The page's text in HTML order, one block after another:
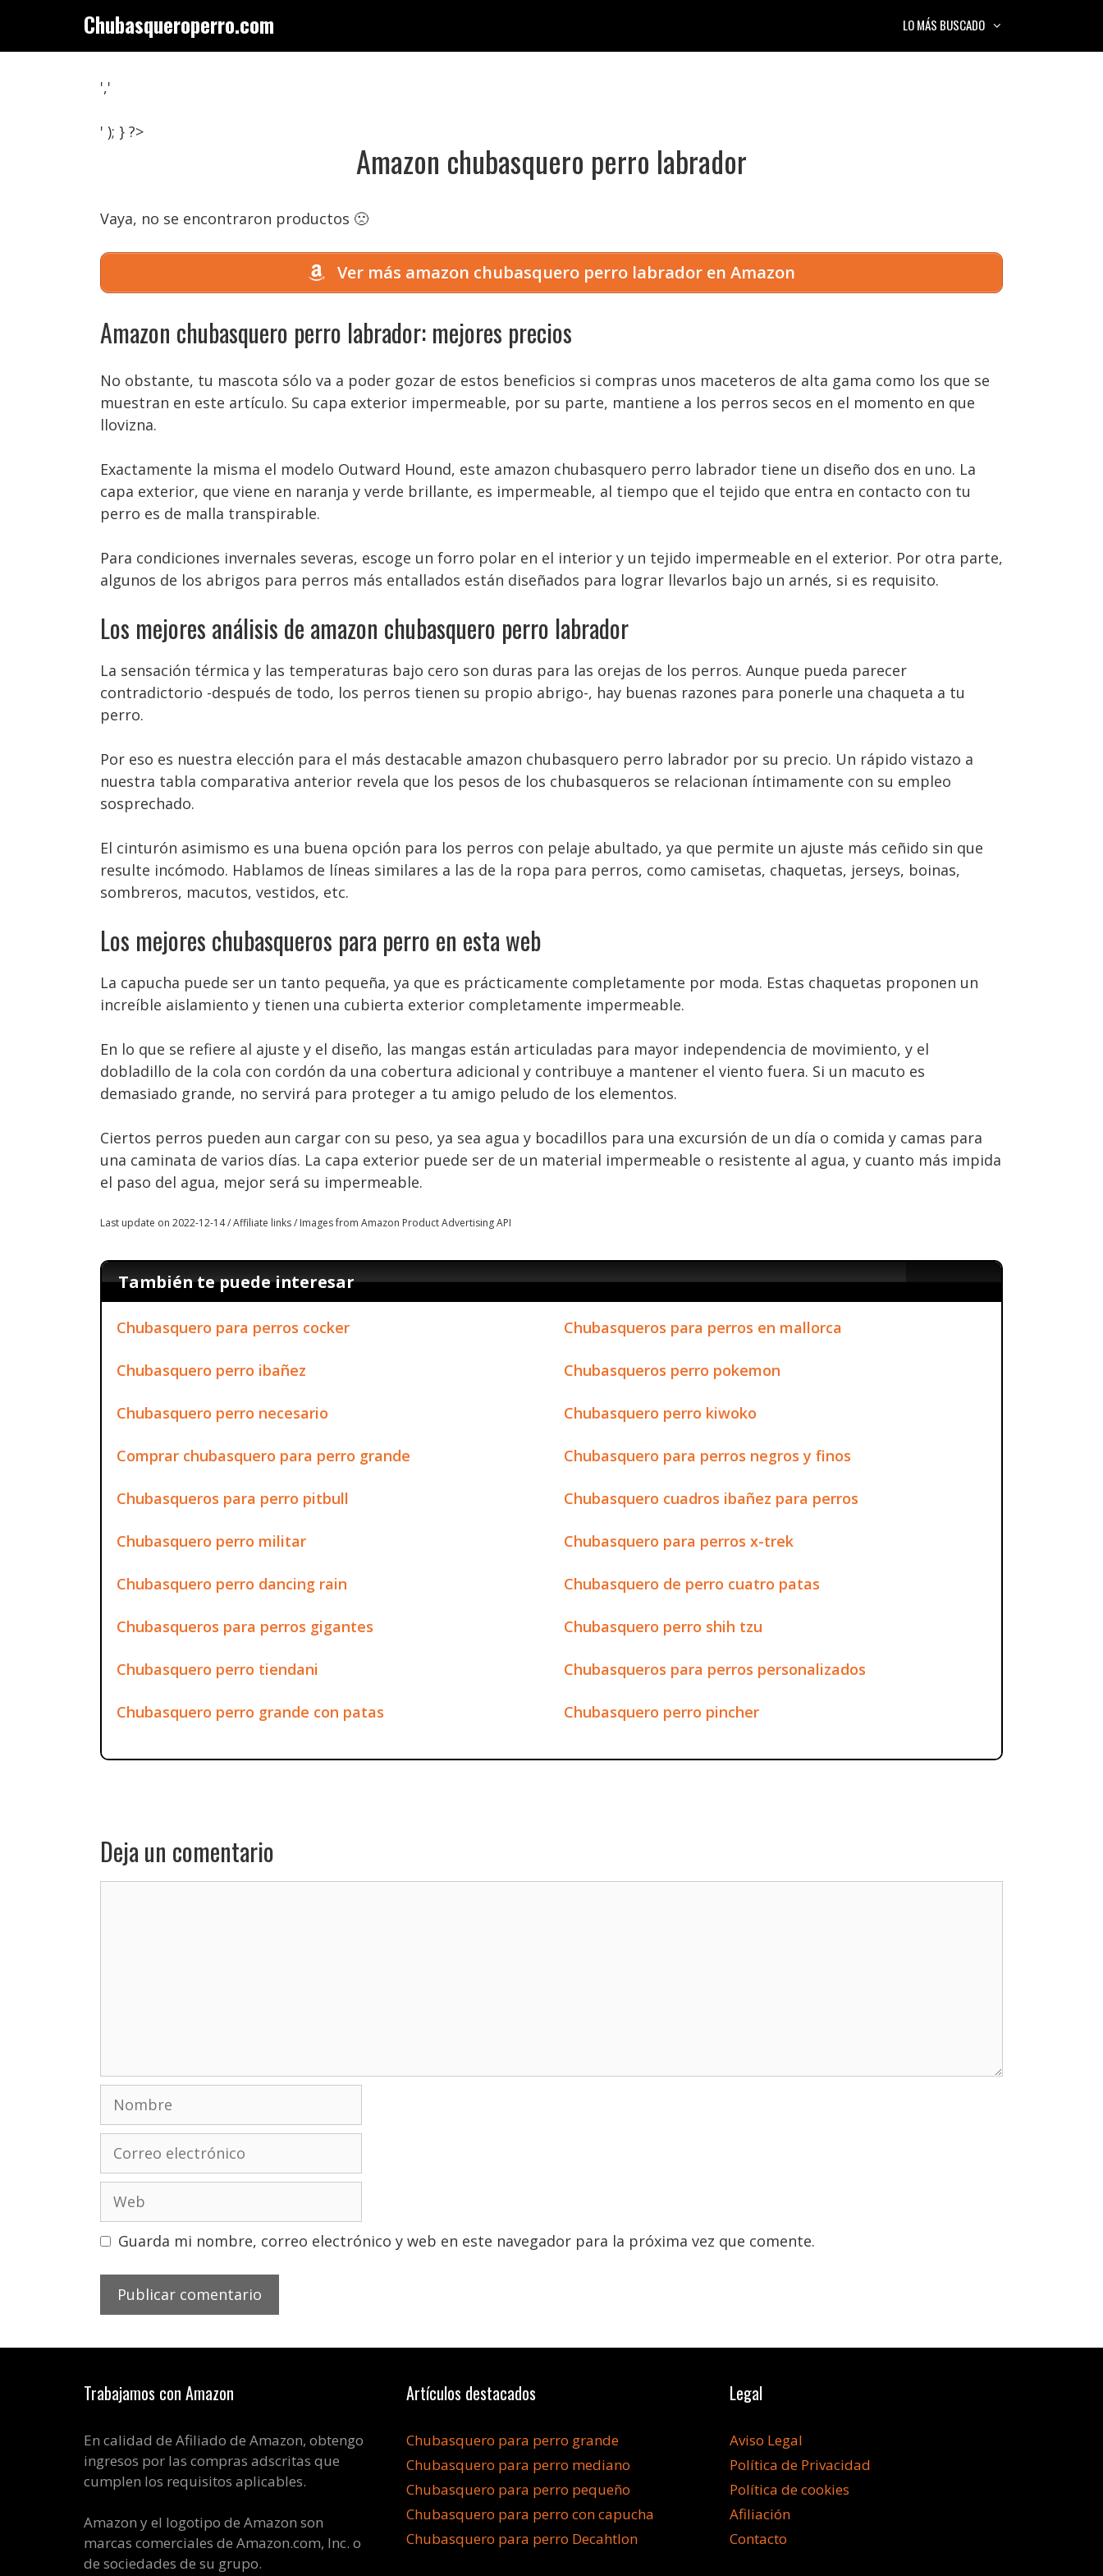
contenido
Chubasqueroperro.com LO MÁS BUSCADO
','
' ); } ?>
Amazon chubasquero perro labrador
Vaya, no se encontraron productos 🙁
Ver más amazon chubasquero perro labrador en Amazon
Amazon chubasquero perro labrador: mejores precios
No obstante, tu mascota sólo va a poder gozar de estos beneficios si compras unos maceteros de alta gama como los que se
muestran en este artículo. Su capa exterior impermeable, por su parte, mantiene a los perros secos en el momento en que
llovizna.
Exactamente la misma el modelo Outward Hound, este amazon chubasquero perro labrador tiene un diseño dos en uno. La
capa exterior, que viene en naranja y verde brillante, es impermeable, al tiempo que el tejido que entra en contacto con tu
perro es de malla transpirable.
Para condiciones invernales severas, escoge un forro polar en el interior y un tejido impermeable en el exterior. Por otra parte,
algunos de los abrigos para perros más entallados están diseñados para lograr llevarlos bajo un arnés, si es requisito.
Los mejores análisis de amazon chubasquero perro labrador
La sensación térmica y las temperaturas bajo cero son duras para las orejas de los perros. Aunque pueda parecer
contradictorio -después de todo, los perros tienen su propio abrigo-, hay buenas razones para ponerle una chaqueta a tu
perro.
Por eso es nuestra elección para el más destacable amazon chubasquero perro labrador por su precio. Un rápido vistazo a
nuestra tabla comparativa anterior revela que los pesos de los chubasqueros se relacionan íntimamente con su empleo
sosprechado.
El cinturón asimismo es una buena opción para los perros con pelaje abultado, ya que permite un ajuste más ceñido sin que
resulte incómodo. Hablamos de líneas similares a las de la ropa para perros, como camisetas, chaquetas, jerseys, boinas,
sombreros, macutos, vestidos, etc.
Los mejores chubasqueros para perro en esta web
La capucha puede ser un tanto pequeña, ya que es prácticamente completamente por moda. Estas chaquetas proponen un
increíble aislamiento y tienen una cubierta exterior completamente impermeable.
En lo que se refiere al ajuste y el diseño, las mangas están articuladas para mayor independencia de movimiento, y el
dobladillo de la cola con cordón da una cobertura adicional y contribuye a mantener el viento fuera. Si un macuto es
demasiado grande, no servirá para proteger a tu amigo peludo de los elementos.
Ciertos perros pueden aun cargar con su peso, ya sea agua y bocadillos para una excursión de un día o comida y camas para
una caminata de varios días. La capa exterior puede ser de un material impermeable o resistente al agua, y cuanto más impida
el paso del agua, mejor será su impermeable.
Last update on 2022-12-14 / Affiliate links / Images from Amazon Product Advertising API
También te puede interesar
Chubasquero para perros cocker Chubasqueros para perros en mallorca
Chubasquero perro ibañez Chubasqueros perro pokemon
Chubasquero perro necesario Chubasquero perro kiwoko
Comprar chubasquero para perro grande Chubasquero para perros negros y finos
Chubasqueros para perro pitbull Chubasquero cuadros ibañez para perros
Chubasquero perro militar Chubasquero para perros x-trek
Chubasquero perro dancing rain Chubasquero de perro cuatro patas
Chubasqueros para perros gigantes Chubasquero perro shih tzu
Chubasquero perro tiendani Chubasqueros para perros personalizados
Chubasquero perro grande con patas Chubasquero perro pincher
Deja un comentario
Nombre
electrónico
Guarda mi nombre, correo electrónico y web en este navegador para la próxima vez que comente.
Trabajamos con Amazon
En calidad de Afiliado de Amazon, obtengo
ingresos por las compras adscritas que
cumplen los requisitos aplicables.
Amazon y el logotipo de Amazon son
marcas comerciales de Amazon.com, Inc. o
de sociedades de su grupo.
Artículos destacados
Chubasquero para perro grande
Chubasquero para perro mediano
Chubasquero para perro pequeño
Chubasquero para perro con capucha
Chubasquero para perro Decahtlon
Legal
Aviso Legal
Política de Privacidad
Política de cookies
Afiliación
Contacto